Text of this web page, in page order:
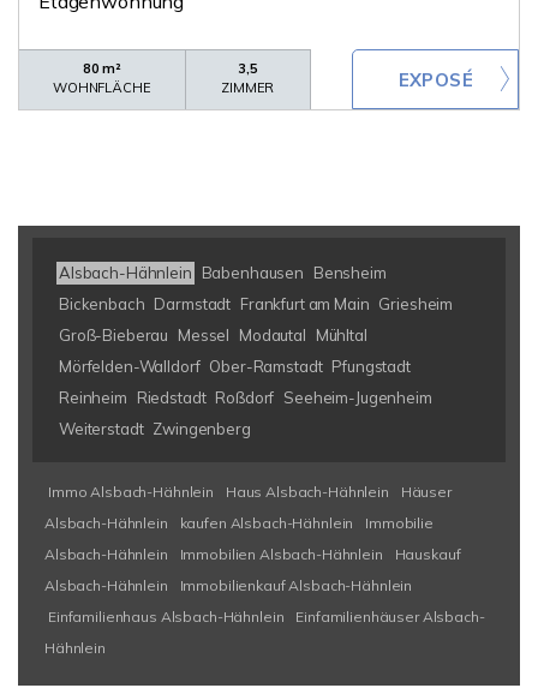
80 m²
WOHNFLÄCHE
3,5
ZIMMER
Alsbach-Hähnlein Babenhausen
Bensheim
Bickenbach Darmstadt Frankfurt am Main Griesheim
Groß-Bieberau
Messel Modautal
Mühltal
Mörfelden-Walldorf Ober-Ramstadt Pfungstadt
Reinheim
Riedstadt Roßdorf Seeheim-Jugenheim
Weiterstadt Zwingenberg
Immo Alsbach-Hähnlein Haus Alsbach-Hähnlein
Häuser
Alsbach-Hähnlein
kaufen Alsbach-Hähnlein
Immobilie
Alsbach-Hähnlein
Immobilien Alsbach-Hähnlein
Hauskauf
Alsbach-Hähnlein
Immobilienkauf Alsbach-Hähnlein
Einfamilienhaus Alsbach-Hähnlein
Einfamilienhäuser Alsbach-
Hähnlein